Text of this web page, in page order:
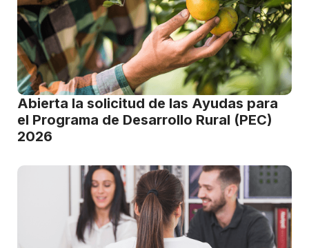
Abierta la solicitud de las Ayudas para
el Programa de Desarrollo Rural (PEC)
2026